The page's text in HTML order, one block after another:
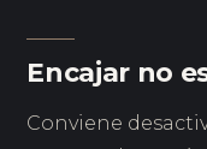
Encajar no
Conviene